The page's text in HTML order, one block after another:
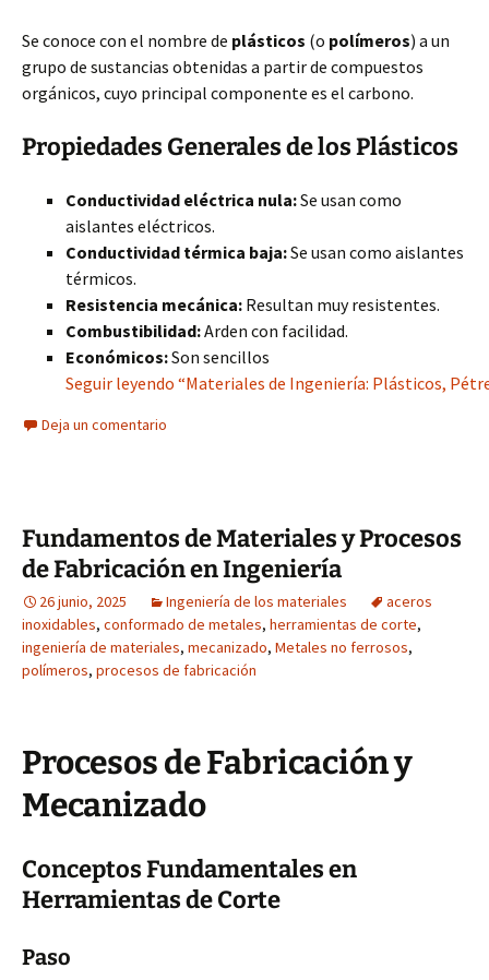
Se conoce con el nombre de plásticos (o polímeros) a un
grupo de sustancias obtenidas a partir de compuestos
orgánicos, cuyo principal componente es el carbono.
Propiedades Generales de los Plásticos
Conductividad eléctrica nula:Se usan como
aislantes eléctricos.
Conductividad térmica baja:Se usan como aislantes
térmicos.
Resistencia mecánica: Resultan muy resistentes.
Combustibilidad:Arden con facilidad.
Económicos:Son sencillos
Seguir leyendo “Materiales de Ingeniería: Plásticos,
Deja un comentario
Fundamentos de Materiales y Procesos
de Fabricación en Ingeniería
26 junio, 2025 Ingeniería de los materiales
aceros
inoxidables, conformado de metales, herramientas de corte,
ingeniería de materiales, mecanizado, Metales no ferrosos,
polímeros, procesos de fabricación
Procesos de Fabricación y
Mecanizado
Conceptos Fundamentales en
Herramientas de Corte
Paso